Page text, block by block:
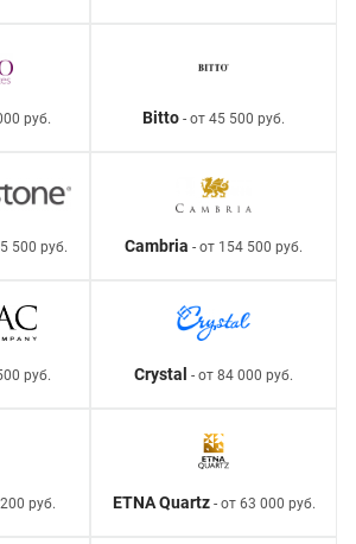
руб. Bitto - от 45 500 руб.
500 руб. Cambria - от 154 500 руб.
руб. Crystal - от 84 000 руб.
руб. ETNA Quartz- от 63 000 руб.